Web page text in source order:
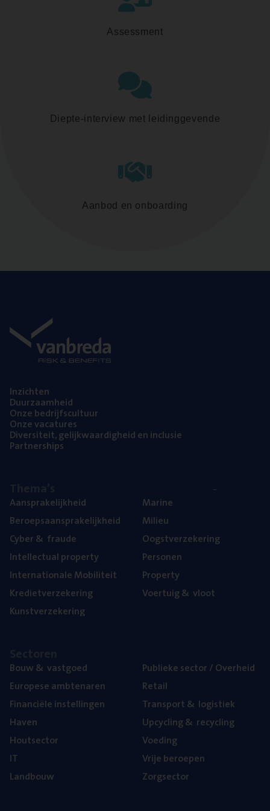
Assessment
Diepte-interview met leidinggevende
Aanbod en onboarding
Inzich­ten
Duur­zaam­heid
Onze bedrijfs­cul­tuur
Onze vaca­tu­res
Diver­si­teit, gelijk­waar­dig­heid en inclusie
Part­ner­ships
Aan­spra­ke­lijk­heid
Beroeps­aan­spra­ke­lijk­heid
Cyber& fraude
Intel­lec­tu­al property
Inter­na­ti­o­na­le Mobiliteit
Kre­diet­ver­ze­ke­ring
Kunst­ver­ze­ke­ring
Mari­ne
Mili­eu
Oogst­ver­ze­ke­ring
Per­so­nen
Pro­per­ty
Voer­tuig& vloot
Bouw& vastgoed
Euro­pe­se ambtenaren
Finan­ci­ë­le instellingen
Haven
Hout­sec­tor
IT
Land­bouw
Publie­ke sec­tor / Overheid
Retail
Trans­port& logistiek
Upcy­cling& recycling
Voe­ding
Vrije beroe­pen
Zorg­sec­tor